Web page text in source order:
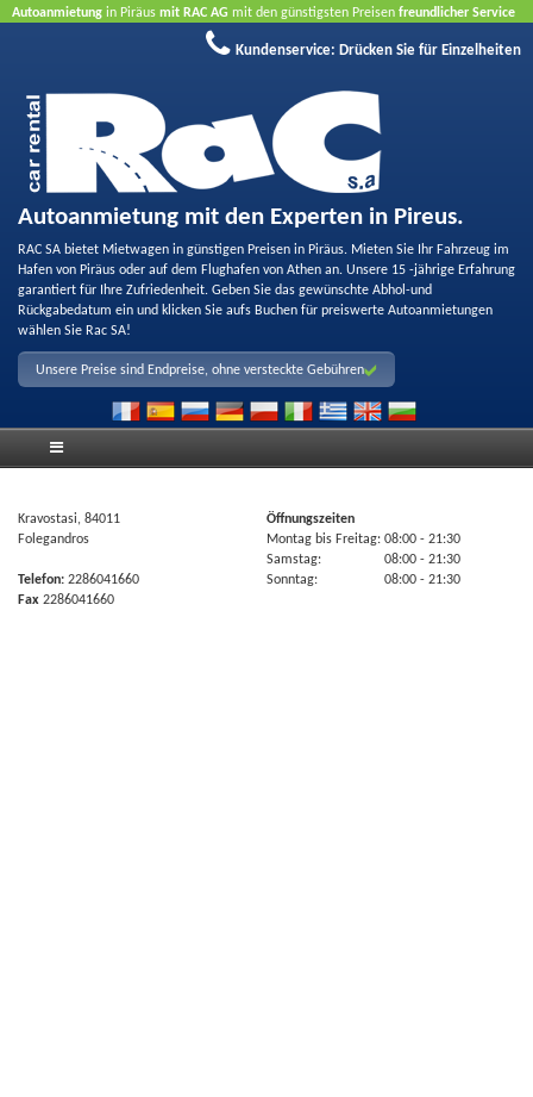
Autoanmietung in Piräus mit RAC AG mit den günstigsten Preisen freundlicher Service
Buchen Sie jetzt, profitieren Sie von unseren Angeboten
Kundenservice: Drücken Sie für Einzelheiten
Autoanmietung mit den Experten in Pireus.
RAC SA bietet Mietwagen in günstigen Preisen in Piräus. Mieten Sie Ihr Fahrzeug im
Hafen von Piräus oder auf dem Flughafen von Athen an. Unsere 15 -jährige Erfahrung
garantiert für Ihre Zufriedenheit. Geben Sie das gewünschte Abhol-und
Rückgabedatum ein und klicken Sie aufs Buchen für preiswerte Autoanmietungen
wählen Sie Rac SA!
Unsere Preise sind Endpreise, ohne versteckte Gebühren
Kravostasi, 84011
Folegandros
Telefon: 2286041660
Fax 2286041660
Öffnungszeiten
Montag bis Freitag: 08:00 - 21:30
Samstag:
08:00 - 21:30
Sonntag:
08:00 - 21:30